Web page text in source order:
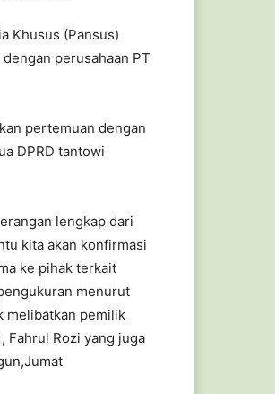
Khusus (Pansus)
perusahaan PT
pertemuan dengan
DPRD tantowi
lengkap dari
kita akan konfirmasi
ke pihak terkait
menurut
melibatkan pemilik
Fahrul Rozi yang juga